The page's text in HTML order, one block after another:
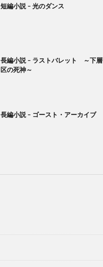
短編小説 – 光のダンス
長編小説 – ラストバレット ～下層
区の死神～
長編小説 – ゴースト・アーカイブ